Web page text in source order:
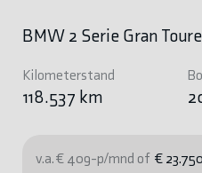
BMW 2 Serie Gran
Kilometerstand
118.537 km
v.a. € 409-p/mnd of €